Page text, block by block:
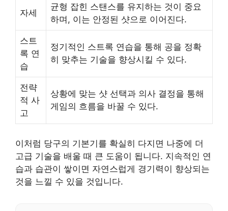
자세
균형 잡힌 스탠스를 유지하는 것이 중요
하며, 이는 안정된 샷으로 이어진다.
스트
록 연
습
정기적인 스트록 연습을 통해 공을 정확
히 맞추는 기술을 향상시킬 수 있다.
전략
적 사
고
상황에 맞는 샷 선택과 의사 결정을 통해
게임의 흐름을 바꿀 수 있다.
이처럼 당구의 기본기를 확실히 다지면 나중에 더
고급 기술을 배울 때 큰 도움이 됩니다. 지속적인 연
습과 습관이 쌓이면 자연스럽게 경기력이 향상되는
것을 느낄 수 있을 것입니다.